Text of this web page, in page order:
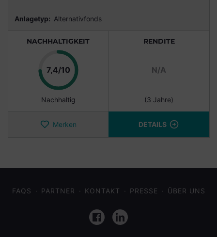
Anlagetyp: Alternativfonds
NACHHALTIGKEIT
7,4/10Punkte
Nachhaltig
RENDITE
N/A
(3 Jahre)
Merken DETAILS
FAQS PARTNER KONTAKT PRESSE ÜBER UNS
FacebookLinkedIn